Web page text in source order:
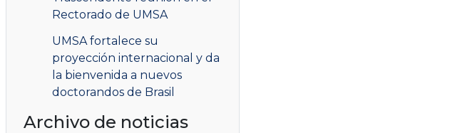
Rectorado de UMSA
UMSA fortalece su
proyección internacional y da
la bienvenida a nuevos
doctorandos de Brasil
Archivo de noticias